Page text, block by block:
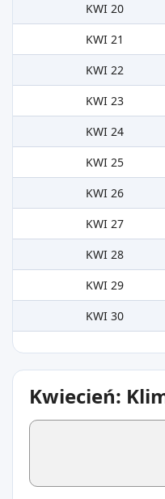
KWI 20
KWI 21
KWI 22
KWI 23
KWI 24
KWI 25
KWI 26
KWI 27
KWI 28
KWI 29
KWI 30
Kwiecień: